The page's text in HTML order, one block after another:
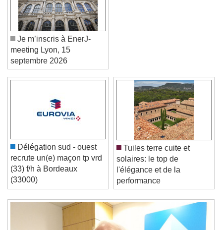
Video Player is loading.
Play
Skip Backward
Skip Forward
Unmute
Current Time
0:00
/
Stream TypeLIVE
Seek to live, currently behind live LIVE
Remaining Time
0:00
Je m’inscris à EnerJ-
meeting Lyon, 15
septembre 2026
Délégation sud - ouest
recrute un(e) maçon tp vrd
(33) f/h à Bordeaux
(33000)
Tuiles terre cuite et
solaires: le top de
l'élégance et de la
performance